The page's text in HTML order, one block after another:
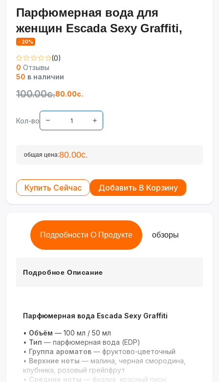
Парфюмерная вода для
женщин Escada Sexy Graffiti,
- 20%
(0)
0 Отзывы
50 в наличии
100.00с.80.00с.
Кол-во
общая цена:80.00с.
Купить Сейчас Добавить В Корзину
Подробности О Продукте обзоры
Подробное Описание
Парфюмерная вода Escada Sexy Graffiti
• Объём — 100 мл / 50 мл
• Тип — парфюмерная вода (EDP)
• Группа ароматов — фруктово-цветочный
• Верхние ноты — малина, черная смородина,
клубника, розовый грейпфрут
• Средние ноты — фиалка, красный пион,